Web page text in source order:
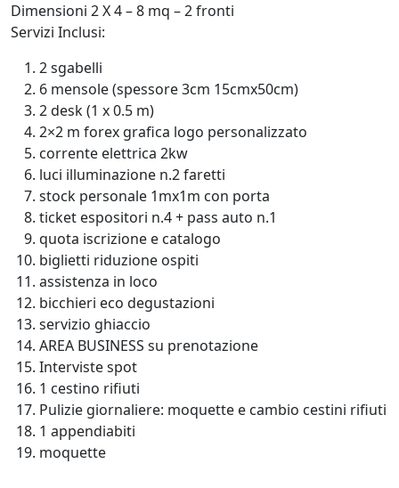
Dimensioni 2 X 4 – 8 mq – 2 fronti
Servizi Inclusi:
2 sgabelli
6 mensole (spessore 3cm 15cmx50cm)
2 desk (1 x 0.5 m)
2×2 m forex grafica logo personalizzato
corrente elettrica 2kw
luci illuminazione n.2 faretti
stock personale 1mx1m con porta
ticket espositori n.4 + pass auto n.1
quota iscrizione e catalogo
biglietti riduzione ospiti
assistenza in loco
bicchieri eco degustazioni
servizio ghiaccio
AREA BUSINESS su prenotazione
Interviste spot
1 cestino rifiuti
Pulizie giornaliere: moquette e cambio cestini rifiuti
1 appendiabiti
moquette